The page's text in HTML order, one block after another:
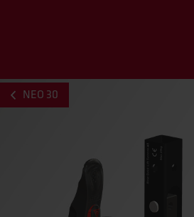
NEO 30